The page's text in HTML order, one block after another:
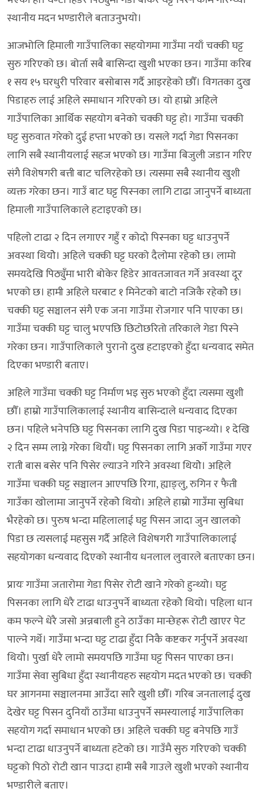
स्थानीय मदन भण्डारीले बताउनुभयो।
आजभोलि हिमाली गाउँपालिका सहयोगमा गाउँमा नयाँ चक्की घट्ट
सुरु गरिएको छ। बोर्ता सबै बासिन्दा खुशी भएका छन। गाउँमा करिब
१ सय १५ घरधुरी परिवार बसोबास गर्दै आइरहेको छौँ। विगतका दुख
पिडाहरु लाई अहिले समाधान गरिएको छ। यो हाम्रो अहिले
गाउँपालिका आर्थिक सहयोग बनेको चक्की घट्ट हो। गाउँमा चक्की
घट्ट सुरुवात गरेको दुई हप्ता भएको छ। यसले गर्दा गेडा पिसनका
लागि सबै स्थानीयलाई सहज भएको छ। गाउँमा बिजुली जडान गरिए
संगै विशेषगरी बत्ती बाट चलिरहेको छ। त्यसमा सबै स्थानीय खुशी
व्यक्त गरेका छन। गाउँ बाट घट्ट पिस्नका लागि टाढा जानुपर्ने बाध्यता
हिमाली गाउँपालिकाले हटाइएको छ।
पहिलो टाढा २ दिन लगाएर गहुँ र कोदो पिस्नका घट्ट धाउनुपर्ने
अवस्था थियोे। अहिले चक्की घट्ट घरको दैलोमा रहेकोे छ। लामो
समयदेखि पिठ्युँमा भारी बोकेर हिडेर आवतजावत गर्ने अवस्था दूर
भएको छ। हामी अहिले घरबाट १ मिनेटको बाटो नजिकै रहेकोे छ।
चक्की घट्ट सञ्चालन संगै एक जना गाउँमा रोजगार पनि पाएका छ।
गाउँमा चक्की घट्ट चालु भएपछि छिटोछरितो तरिकाले गेडा पिस्ने
गरेका छन। गाउँपालिकाले पुरानो दुख हटाइएको हुँदा धन्यवाद समेत
दिएका भण्डारी बताए।
अहिले गाउँमा चक्की घट्ट निर्माण भइ सुरु भएको हुँदा त्यसमा खुशी
छौँ। हाम्रो गाउँपालिकालाई स्थानीय बासिन्दाले धन्यवाद दिएका
छन। पहिले भनेपछि घट्ट पिसनका लागि दुख पिडा पाइन्थ्यो। १ देखि
२ दिन सम्म लाग्ने गरेका थियौं। घट्ट पिसनका लागि अर्को गाउँमा गएर
राती बास बसेर पनि पिसेर ल्याउने गरिने अवस्था थियोे। अहिले
गाउँमा चक्की घट्ट सञ्चालन आएपछि रिगा, ह्याङ्लु, रुगिन र फैती
गाउँका खोलामा जानुपर्ने रहेकोे थियो। अहिले हाम्रो गाउँमा सुबिधा
भैरहेको छ। पुरुष भन्दा महिलालाई घट्ट पिसन जादा जुन खालको
पिडा छ त्यसलाई महसुस गर्दै अहिले विशेषगरी गाउँपालिकालाई
सहयोगका धन्यवाद दिएको स्थानीय धनलाल लुवारले बताएका छन।
प्रायः गाउँमा जतारोमा गेडा पिसेर रोटी खाने गरेको हुन्थ्यो। घट्ट
पिसनका लागि धेरै टाढा धाउनुपर्ने बाध्यता रहेकोे थियो। पहिला धान
कम फल्ने धेरै जसो अन्नबाली हुने ठाउँका मान्छेहरू रोटी खाएर पेट
पाल्ने गर्थे। गाउँमा भन्दा घट्ट टाढा हुँदा निकै कष्टकर गर्नुपर्ने अवस्था
थियोे। पुर्खा धेरै लामो समयपछि गाउँमा घट्ट पिसन पाएका छन।
गाउँमा सेवा सुबिधा हुँदा स्थानीयहरु सहयोग मदत भएको छ। चक्की
घर आगनमा सञ्चालनमा आउँदा सारै खुशी छौँ। गरिब जनतालाई दुख
देखेर घट्ट पिसन दुनियाँ ठाउँमा धाउनुपर्ने समस्यालाई गाउँपालिका
सहयोग गर्दा समाधान भएको छ। अहिले चक्की घट्ट बनेपछि गाउँ
भन्दा टाढा धाउनुपर्ने बाध्यता हटेको छ। गाउँमै सुरु गरिएको चक्की
घट्टको पिठो रोटी खान पाउदा हामी सबै गाउले खुशी भएको स्थानीय
भण्डारीले बताए।